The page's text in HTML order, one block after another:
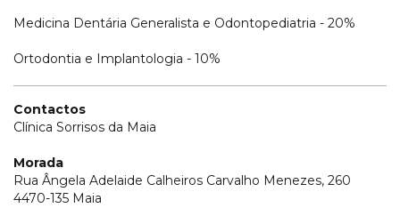
Medicina Dentária Generalista e Odontopediatria - 20%
Ortodontia e Implantologia - 10%
Contactos
Clínica Sorrisos da Maia
Morada
Rua Ângela Adelaide Calheiros Carvalho Menezes, 260
4470-135 Maia